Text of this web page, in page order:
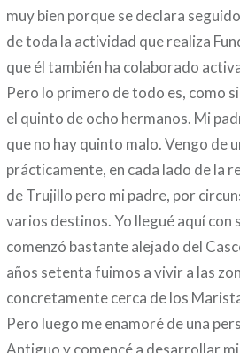
muy bien porque se declara
de toda la actividad que realiza
que él también ha colaborado
Pero lo primero de todo es, como
el quinto de ocho hermanos. Mi
que no hay quinto malo. Vengo de
prácticamente, en cada lado de la
de Trujillo pero mi padre, por
varios destinos. Yo llegué aquí con
comenzó bastante alejado del
años setenta fuimos a vivir a las
concretamente cerca de los
Pero luego me enamoré de una
Antiguo y comencé a desarrollar